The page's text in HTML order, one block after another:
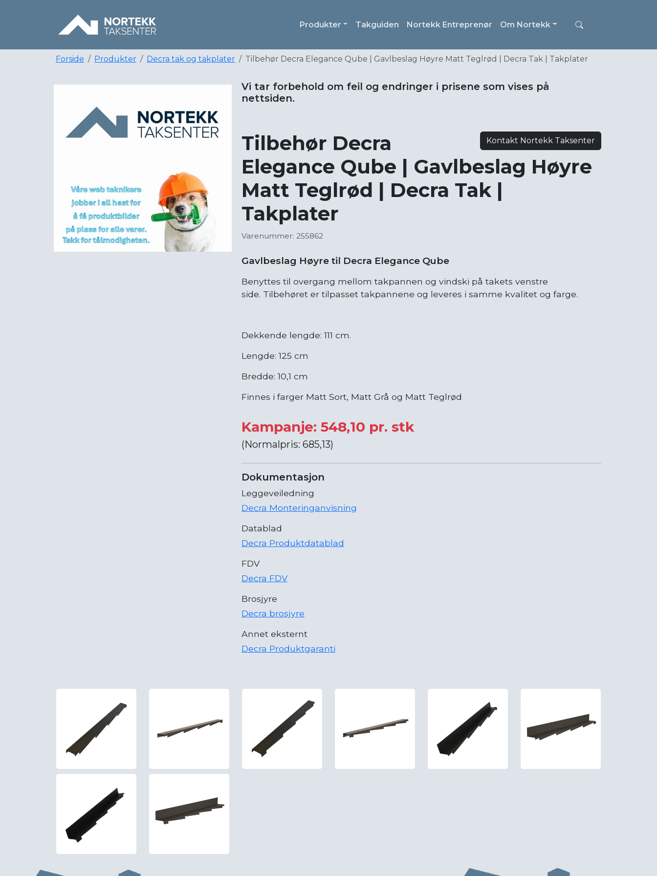
Produkter Takguiden Nortekk Entreprenør Om Nortekk
Forside Produkter Decra tak og takplater Tilbehør Decra Elegance Qube | Gavlbeslag Høyre Matt Teglrød | Decra Tak | Takplater
Vi tar forbehold om feil og endringer i prisene som vises på
nettsiden.
Kontakt Nortekk Taksenter
Tilbehør Decra
Elegance Qube | Gavlbeslag Høyre
Matt Teglrød | Decra Tak |
Takplater
Varenummer: 255862
Gavlbeslag Høyre til Decra Elegance Qube
Benyttes til overgang mellom takpannen og vindski på takets venstre
side. Tilbehøret er tilpasset takpannene og leveres i samme kvalitet og farge.
Dekkende lengde: 111 cm.
Lengde: 125 cm
Bredde: 10,1 cm
Finnes i farger Matt Sort, Matt Grå og Matt Teglrød
Kampanje: 548,10 pr. stk
(Normalpris: 685,13)
Dokumentasjon
Leggeveiledning
Decra Monteringanvisning
Datablad
Decra Produktdatablad
FDV
Decra FDV
Brosjyre
Decra brosjyre
Annet eksternt
Decra Produktgaranti